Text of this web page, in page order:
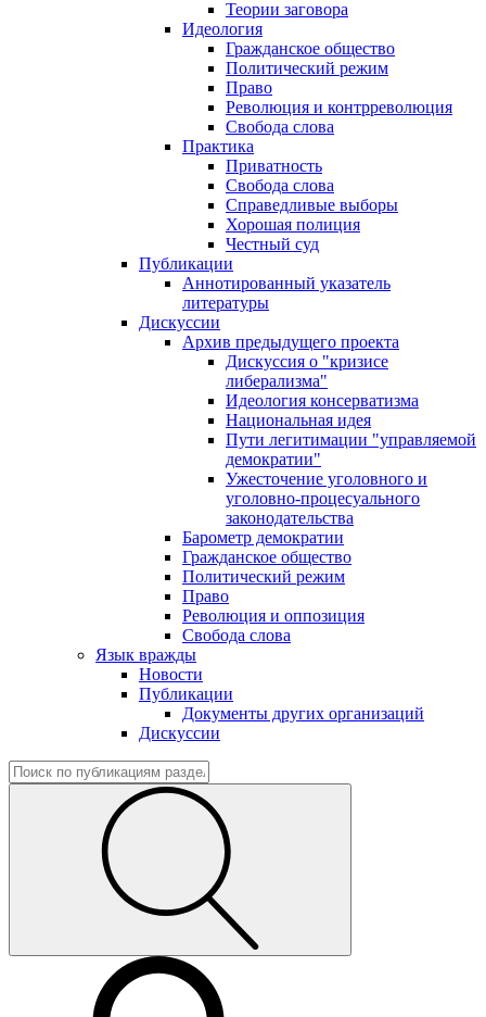
Теории заговора
Идеология
Гражданское общество
Политический режим
Право
Революция и контрреволюция
Свобода слова
Практика
Приватность
Свобода слова
Справедливые выборы
Хорошая полиция
Честный суд
Публикации
Аннотированный указатель
литературы
Дискуссии
Архив предыдущего проекта
Дискуссия о "кризисе
либерализма"
Идеология консерватизма
Национальная идея
Пути легитимации "управляемой
демократии"
Ужесточение уголовного и
уголовно-процесуального
законодательства
Барометр демократии
Гражданское общество
Политический режим
Право
Революция и оппозиция
Свобода слова
Язык вражды
Новости
Публикации
Документы других организаций
Дискуссии